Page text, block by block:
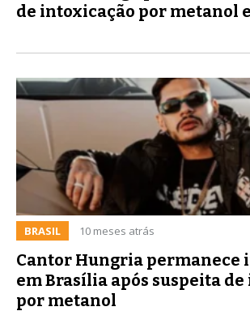
de intoxicação por metanol
BRASIL 10 meses atrás
Cantor Hungria permanece
em Brasília após suspeita
por metanol